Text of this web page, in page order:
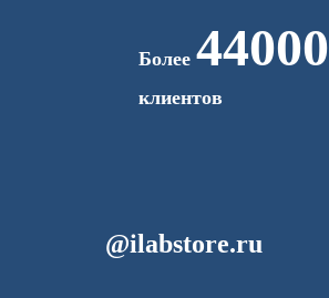
Более 44000
клиентов
@ilabstore.ru